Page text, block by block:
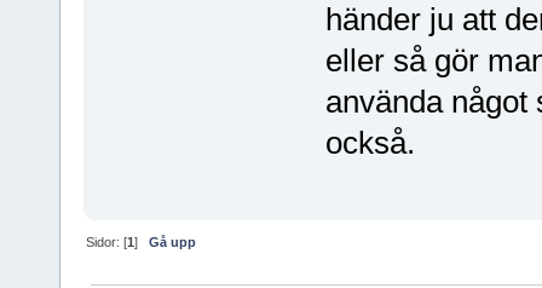
händer ju att
eller så gör
använda något
också.
Sidor: [1]Gå upp